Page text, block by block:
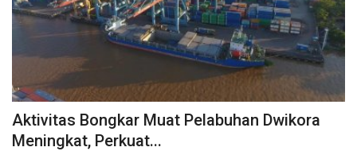
Aktivitas Bongkar Muat Pelabuhan Dwikora
Meningkat, Perkuat...